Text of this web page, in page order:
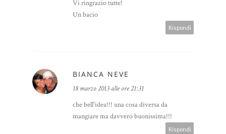
Vi ringrazio tutte!
Un bacio
Rispondi
BIANCA NEVE
18 marzo 2013 alle ore 21:31
che bell'idea!!! una cosa diversa da
mangiare ma davvero buonissima!!!
Rispondi